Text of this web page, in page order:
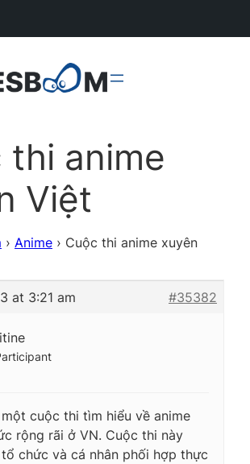
thi anime
Việt
› Anime › Cuộc thi anime xuyên
at 3:21 am #35382
cuộc thi tìm hiểu về anime
rộng rãi ở VN. Cuộc thi này
chức và cá nhân phối hợp thực